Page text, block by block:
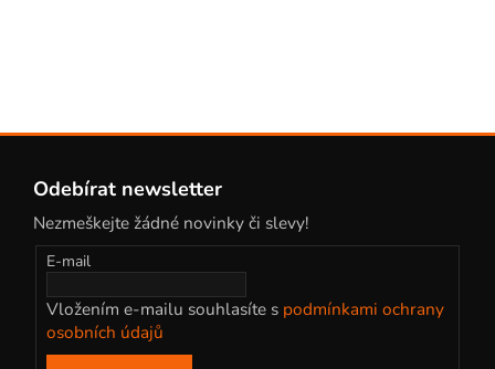
Odebírat newsletter
Nezmeškejte žádné novinky či slevy!
E-mail
Vložením e-mailu souhlasíte s podmínkami ochrany
osobních údajů